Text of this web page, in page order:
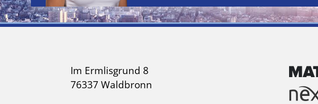
Im Ermlisgrund 8
76337 Waldbronn